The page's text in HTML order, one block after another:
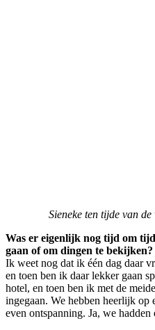
Sieneke ten tijde van
Was er eigenlijk nog tijd om
gaan of om dingen te bekijken?
Ik weet nog dat ik één dag daar
en toen ben ik daar lekker gaan
hotel, en toen ben ik met de
ingegaan. We hebben heerlijk op
even ontspanning. Ja, we hadden